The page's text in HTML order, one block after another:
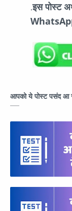
.इस पोस्ट
आपको ये पोस्ट पसंद आ